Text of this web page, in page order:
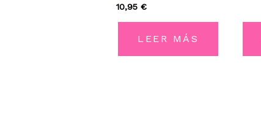
Valorado
10,95 €
LEER MÁS